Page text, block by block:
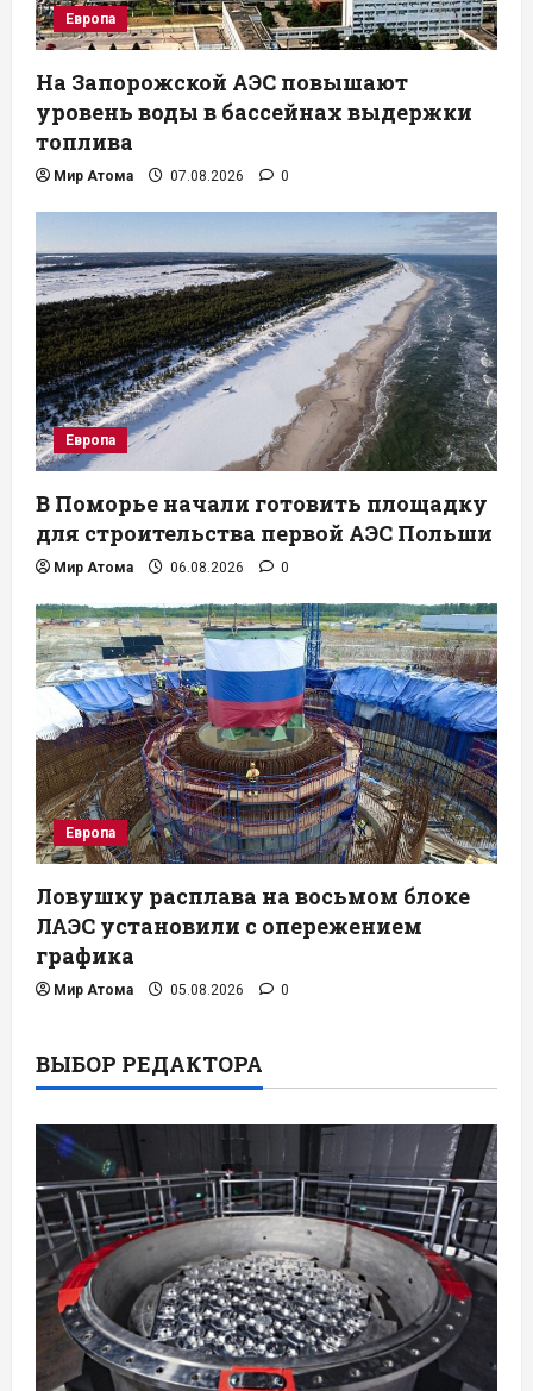
Европа
На Запорожской АЭС повышают
уровень воды в бассейнах выдержки
топлива
Мир Атома 07.08.2026 0
Европа
В Поморье начали готовить площадку
для строительства первой АЭС Польши
Мир Атома 06.08.2026 0
Европа
Ловушку расплава на восьмом блоке
ЛАЭС установили с опережением
графика
Мир Атома 05.08.2026 0
ВЫБОР РЕДАКТОРА